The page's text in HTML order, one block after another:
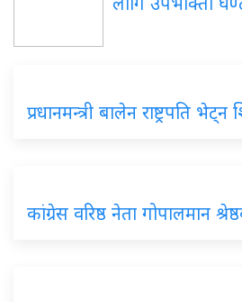
प्रधानमन्त्री बालेन राष्ट्रपति
कांग्रेस वरिष्ठ नेता गोपालमान